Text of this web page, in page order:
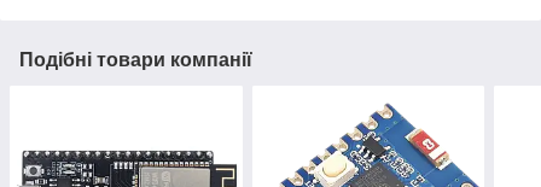
Подібні товари компанії